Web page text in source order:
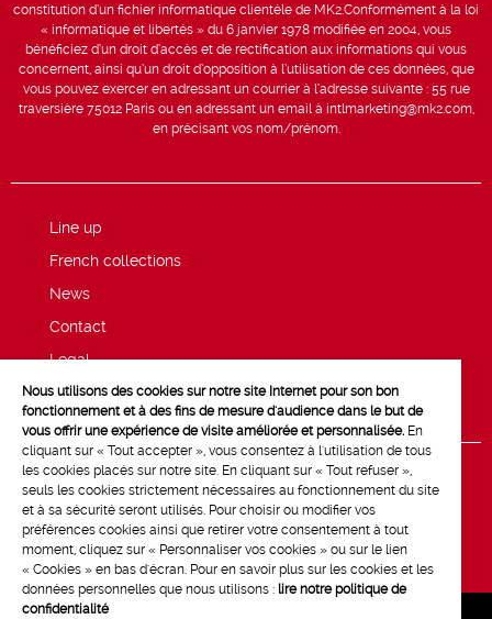
constitution d’un fichier informatique clientèle de MK2.Conformément à la loi
« informatique et libertés » du 6 janvier 1978 modifiée en 2004, vous
bénéficiez d’un droit d’accès et de rectification aux informations qui vous
concernent, ainsi qu’un droit d’opposition à l’utilisation de ces données, que
vous pouvez exercer en adressant un courrier à l’adresse suivante : 55 rue
traversière 75012 Paris ou en adressant un email à intlmarketing@mk2.com,
en précisant vos nom/prénom.
Line up
French collections
News
Contact
Legal
Privacy and cookie policy
Nous utilisons des cookies sur notre site Internet pour son bon
fonctionnement et à des fins de mesure d'audience dans le but de
vous offrir une expérience de visite améliorée et personnalisée. En
cliquant sur « Tout accepter », vous consentez à l'utilisation de tous
les cookies placés sur notre site. En cliquant sur « Tout refuser »,
seuls les cookies strictement nécessaires au fonctionnement du site
et à sa sécurité seront utilisés. Pour choisir ou modifier vos
préférences cookies ainsi que retirer votre consentement à tout
moment, cliquez sur « Personnaliser vos cookies » ou sur le lien
« Cookies » en bas d'écran. Pour en savoir plus sur les cookies et les
données personnelles que nous utilisons : lire notre politique de
confidentialité